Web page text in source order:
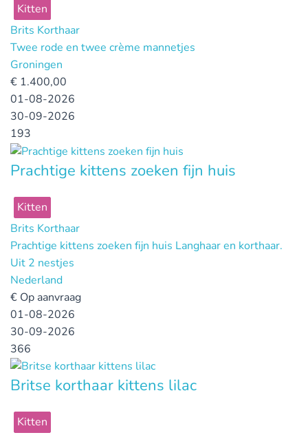
Kitten
Brits Korthaar
Twee rode en twee crème mannetjes
Groningen
€ 1.400,00
01-08-2026
30-09-2026
193
Prachtige kittens zoeken fijn huis
Kitten
Brits Korthaar
Prachtige kittens zoeken fijn huis Langhaar en korthaar.
Uit 2 nestjes
Nederland
€ Op aanvraag
01-08-2026
30-09-2026
366
Britse korthaar kittens lilac
Kitten